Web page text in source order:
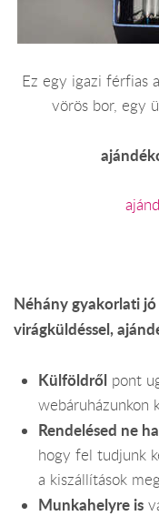
Ez egy igazi férfias
vörös bor, egy
Néhány gyakorlati jó
virágküldéssel,
Külföldről pont
webáruházunkon
Rendelésed ne
hogy fel tudjunk
a kiszállítások
Munkahelyre is